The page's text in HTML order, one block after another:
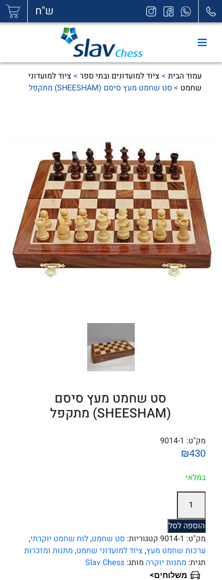
| ש"ח
עמוד הבית > ציוד למועדונים ובתי ספר > ציוד למועדוני
שחמט > סט שחמט מעץ סיסם (SHEESHAM) מתקפל
סט שחמט מעץ סיסם
(SHEESHAM) מתקפל
מק"ט: 9014-1
₪430
במלאי
סט
שחמט
מעץ
סיסם
(SHEESHAM)
הוספה לסל
מק"ט: 9014-1 קטגוריות: סט שחמט,לוח שחמט יוקרתי,
ערכות שחמט מעץ, ציוד למועדוני שחמט, מתנות ומזכרות
תגית: מתנות יוקרה מותג: Slav Chess
משלוחים>